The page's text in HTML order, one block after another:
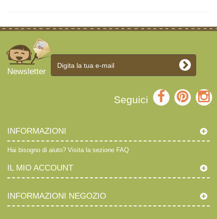
Newsletter
Seguici
INFORMAZIONI
Hai bisogno di aiuto? Visita la sezione FAQ
IL MIO ACCOUNT
INFORMAZIONI NEGOZIO